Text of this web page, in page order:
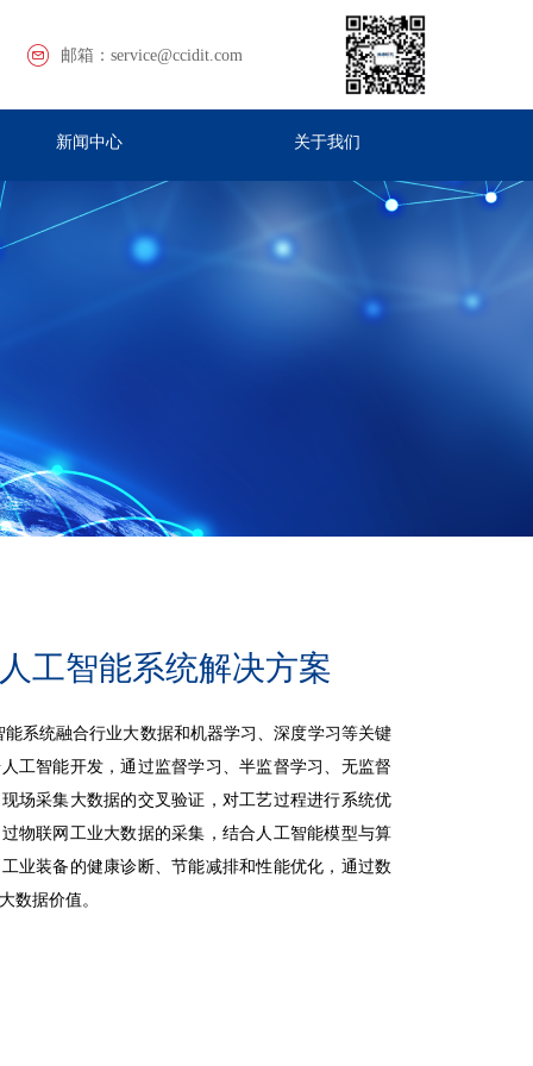
邮箱： service@ccidit.com
新闻中心 关于我们
工智能系统解决方案
统融合行业大数据和机器学习、深度学习等关键
工智能开发，通过监督学习、半监督学习、无监督
场采集大数据的交叉验证，对工艺过程进行系统优
物联网工业大数据的采集，结合人工智能模型与算
业装备的健康诊断、节能减排和性能优化，通过数
数据价值。